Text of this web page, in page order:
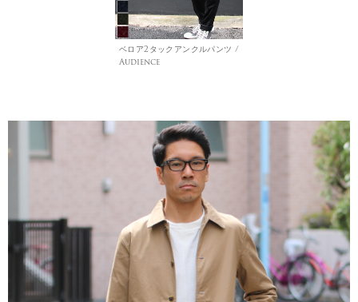
ベロア2タックアンクルパンツ /
Audience